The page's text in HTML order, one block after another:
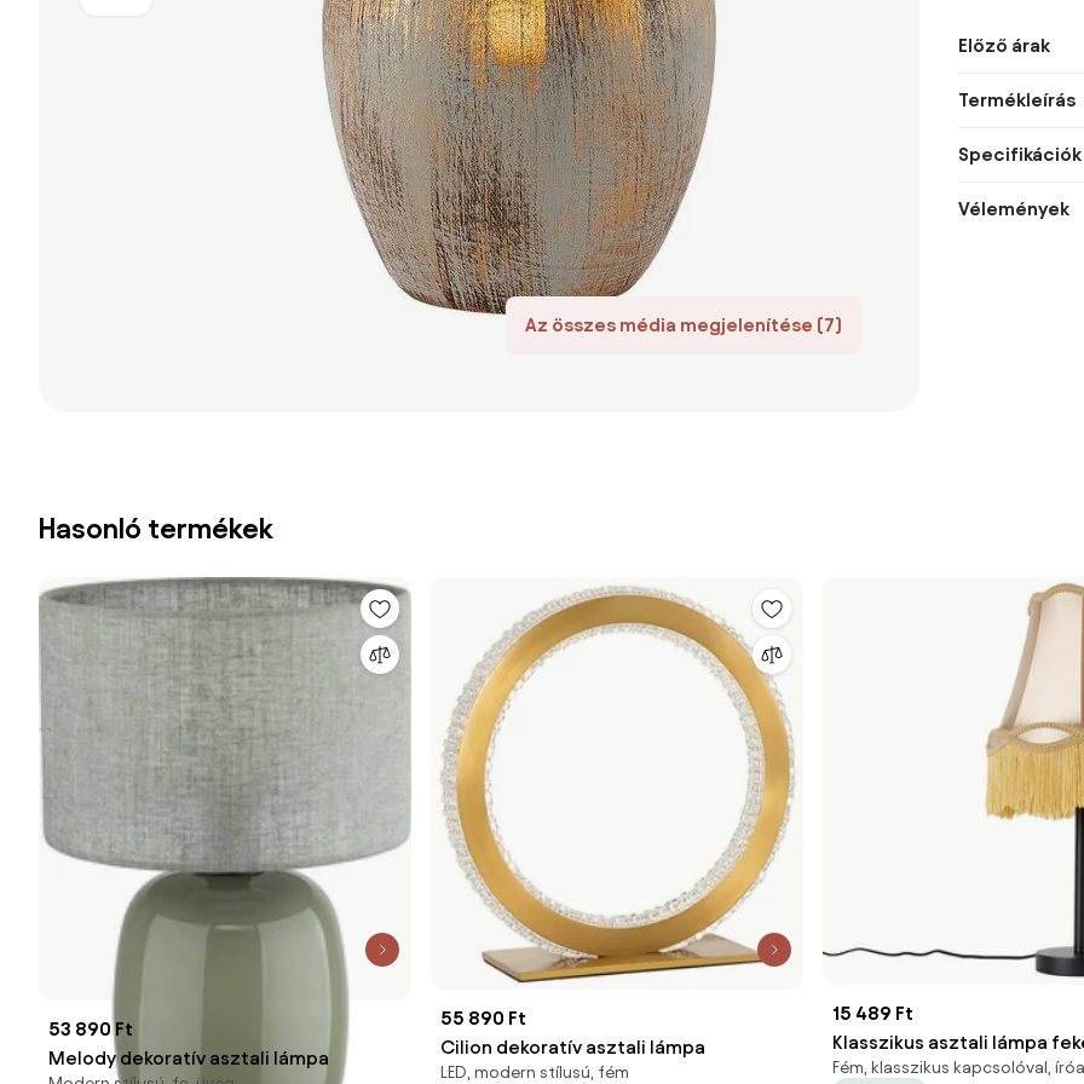
Az összes média megjelenítése (7)
Előző árak
Termékleírás
Specifikációk
Vélemények
Hasonló termékek
53 890 Ft
Melody dekoratív asztali lámpa
55 890 Ft
Cilion dekoratív asztali lámpa
LED, modern stílusú, fém
15 489 Ft
Klasszikus asztali lámpa
árnyékolóval arany 30 cm -
Fém, klasszikus kapcsolóval,